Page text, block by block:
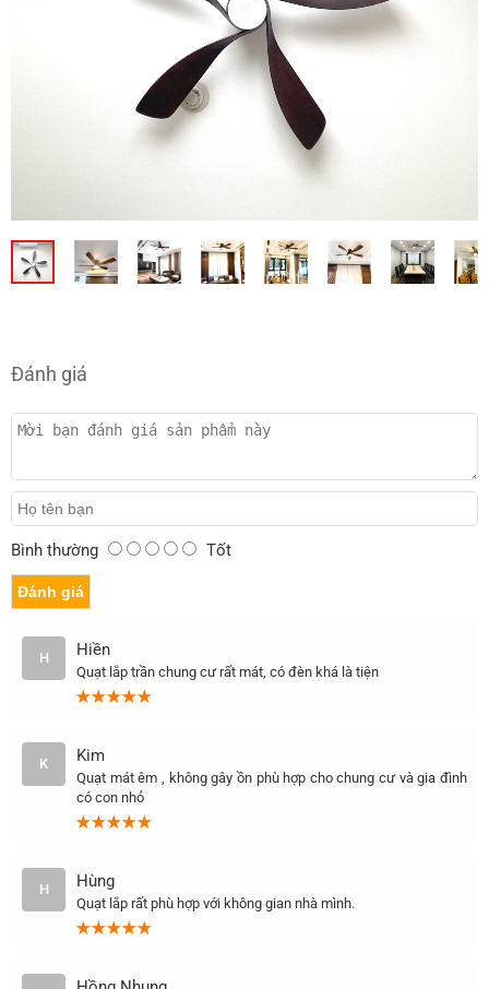
Đánh giá
Bình thường Tốt
H Hiền
Quạt lắp trần chung cư rất mát, có đèn khá là tiện
K Kim
Quạt mát êm , không gây ồn phù hợp cho chung cư và gia đình
có con nhỏ
H Hùng
Quạt lắp rất phù hợp với không gian nhà mình.